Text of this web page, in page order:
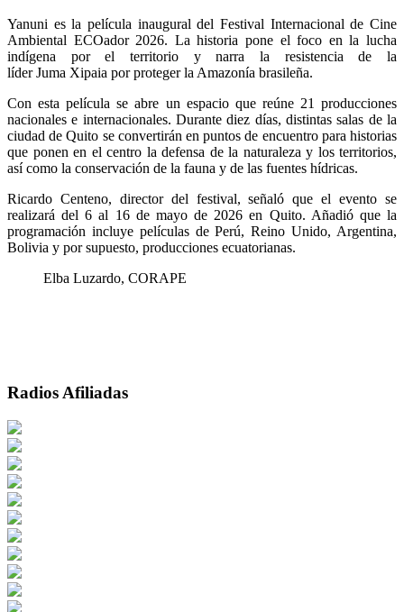
Yanuni es la película inaugural del Festival Internacional de Cine
Ambiental ECOador 2026. La historia pone el foco en la lucha
indígena por el territorio y narra la resistencia de la
líder Juma Xipaia por proteger la Amazonía brasileña.
Con esta película se abre un espacio que reúne 21 producciones
nacionales e internacionales. Durante diez días, distintas salas de la
ciudad de Quito se convertirán en puntos de encuentro para historias
que ponen en el centro la defensa de la naturaleza y los territorios,
así como la conservación de la fauna y de las fuentes hídricas.
Ricardo Centeno, director del festival, señaló que el evento se
realizará del 6 al 16 de mayo de 2026 en Quito. Añadió que la
programación incluye películas de Perú, Reino Unido, Argentina,
Bolivia y por supuesto, producciones ecuatorianas.
Elba Luzardo, CORAPE
Radios Afiliadas